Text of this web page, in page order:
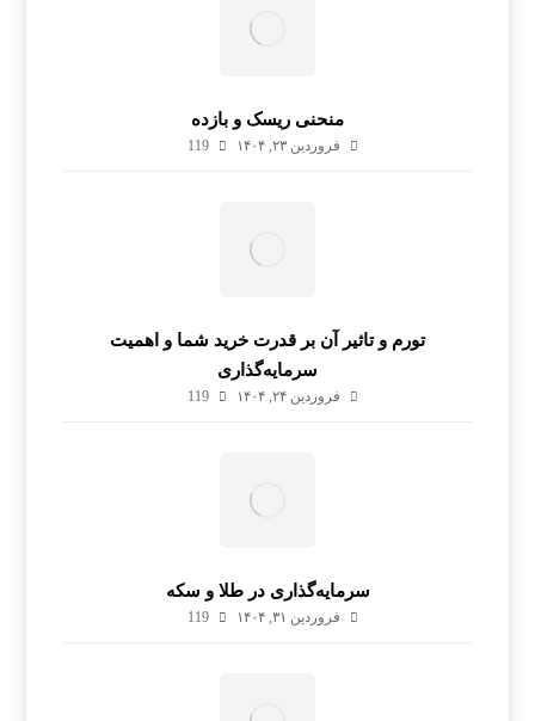
منحنی ریسک و بازده
فروردین ۲۳, ۱۴۰۴ 119
تورم و تاثیر آن بر قدرت خرید شما و اهمیت
سرمایه‌گذاری
فروردین ۲۴, ۱۴۰۴ 119
سرمایه‌گذاری در طلا و سکه
فروردین ۳۱, ۱۴۰۴ 119